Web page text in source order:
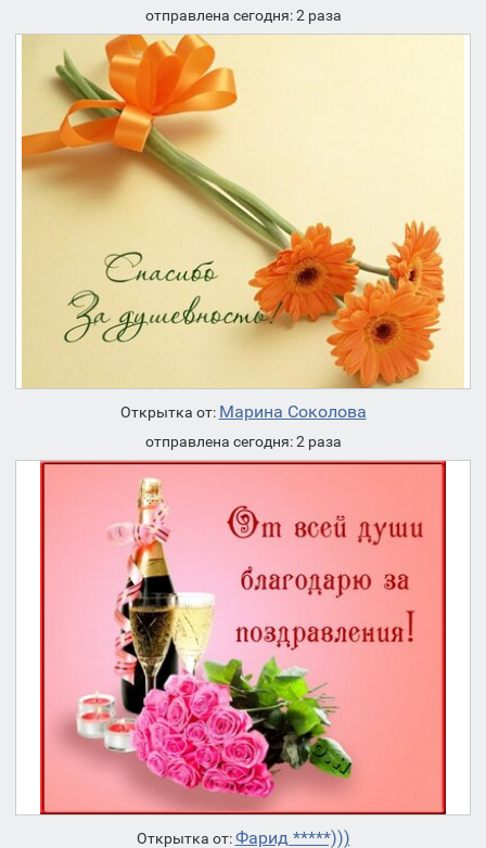
отправлена сегодня: 2 раза
Открытка от: Марина Соколова
отправлена сегодня: 2 раза
Открытка от:Фарид *****)))